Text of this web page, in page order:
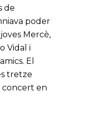
de
poder
Mercè,
Vidal i
El
tretze
concert en